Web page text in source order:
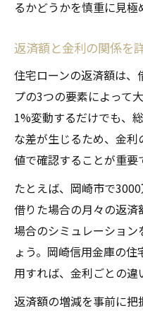
るかどうかを慎重に見極
返済額と金利の関係を
住宅ローンの返済額は、
プの3つの要素によって
1%変動するだけでも、
な差が生じるため、金
値で確認することが重要
たとえば、岡崎市で
借りた場合の月々の返
場合のシミュレーション
ょう。岡崎信用金庫の
用すれば、金利ごとの違
返済額の増減を事前に